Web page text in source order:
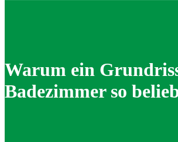
Warum ein
Badezimmer so